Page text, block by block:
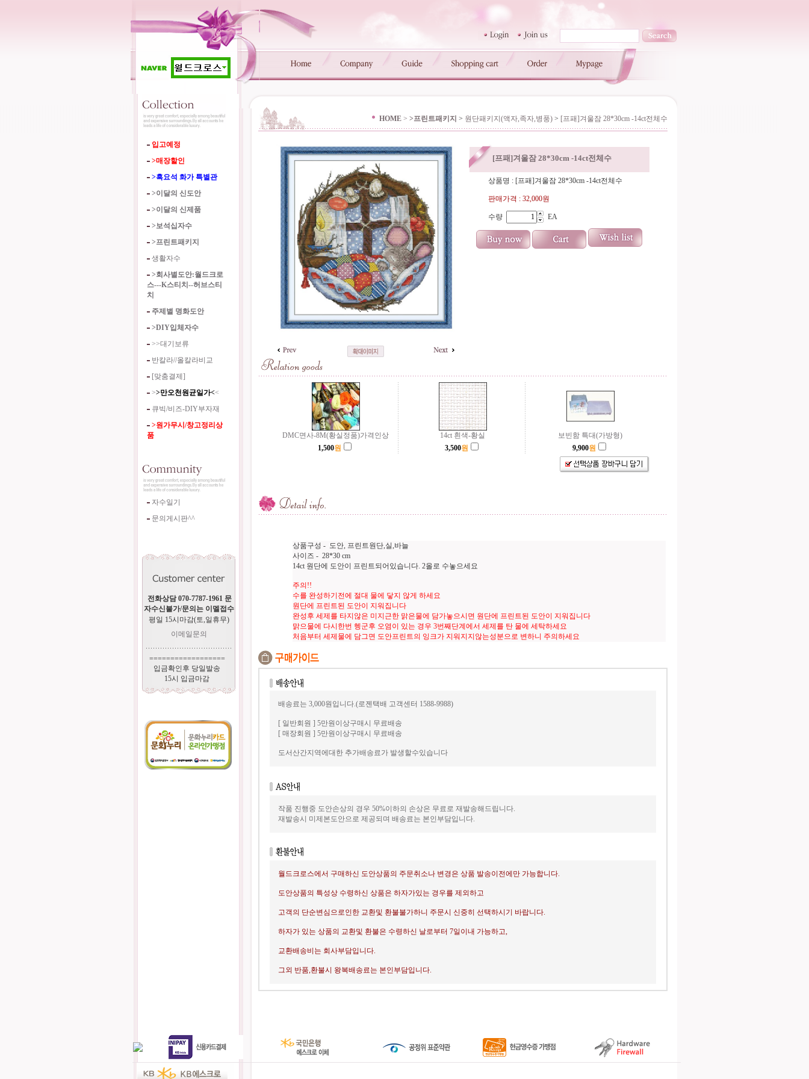
입고예정
>매장할인
>흑요석 화가 특별관
>이달의 신도안
>이달의 신제품
>보석십자수
>프린트패키지
생활자수
>회사별도안:월드크로
스---K스티치--허브스티
치
주제별 명화도안
>DIY입체자수
>>대기보류
반칼라//올칼라비교
[맞춤결제]
>>만오천원균일가<<
큐빅/비즈-DIY부자재
>원가무시/창고정리상
품
자수일기
문의게시판^^
전화상담 070-7787-1961 문
자수신불가/문의는 이멜접수
평일 15시마감(토,일휴무)
이메일문의
==================
입금확인후 당일발송
15시 입금마감
HOME > >프린트패키지 > 원단패키지(액자,족자,병풍) > [프패]겨울잠 28*30cm -14ct전체수
[프패]겨울잠 28*30cm -14ct전체수
상품명 : [프패]겨울잠 28*30cm -14ct전체수
판매가격 : 32,000원
수량 EA
DMC면사-8M(황실정품)가격인상 14ct 흰색-황실
보빈함 특대(가방형)
1,500원 3,500원 9,900원
상품구성 - 도안, 프린트원단,실,바늘
사이즈 - 28*30 cm
14ct 원단에 도안이 프린트되어있습니다. 2올로 수놓으세요
주의!!
수를 완성하기전에 절대 물에 닿지 않게 하세요
원단에 프린트된 도안이 지워집니다
완성후 세제를 타지않은 미지근한 맑은물에 담가놓으시면 원단에 프린트된 도안이 지워집니다
맑으물에 다시한번 헹군후 오염이 있는 경우 3번째단계에서 세제를 탄 물에 세탁하세요
처음부터 세제물에 담그면 도안프린트의 잉크가 지워지지않는성분으로 변하니 주의하세요
배송료는 3,000원입니다.(로젠택배 고객센터 1588-9988)
[ 일반회원 ] 5만원이상구매시 무료배송
[ 매장회원 ] 5만원이상구매시 무료배송
도서산간지역에대한 추가배송료가 발생할수있습니다
작품 진행중 도안손상의 경우 50%이하의 손상은 무료로 재발송해드립니다.
재발송시 미제본도안으로 제공되며 배송료는 본인부담입니다.
월드크로스에서 구매하신 도안상품의 주문취소나 변경은 상품 발송이전에만 가능합니다.
도안상품의 특성상 수령하신 상품은 하자가있는 경우를 제외하고
고객의 단순변심으로인한 교환및 환불불가하니 주문시 신중히 선택하시기 바랍니다.
하자가 있는 상품의 교환및 환불은 수령하신 날로부터 7일이내 가능하고,
교환배송비는 회사부담입니다.
그외 반품,환불시 왕복배송료는 본인부담입니다.